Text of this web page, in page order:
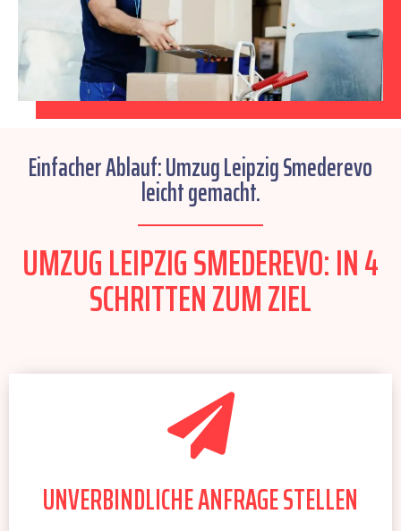
Einfacher Ablauf: Umzug Leipzig Smederevo
leicht gemacht.
UMZUG LEIPZIG SMEDEREVO: IN 4
SCHRITTEN ZUM ZIEL
UNVERBINDLICHE ANFRAGE STELLEN